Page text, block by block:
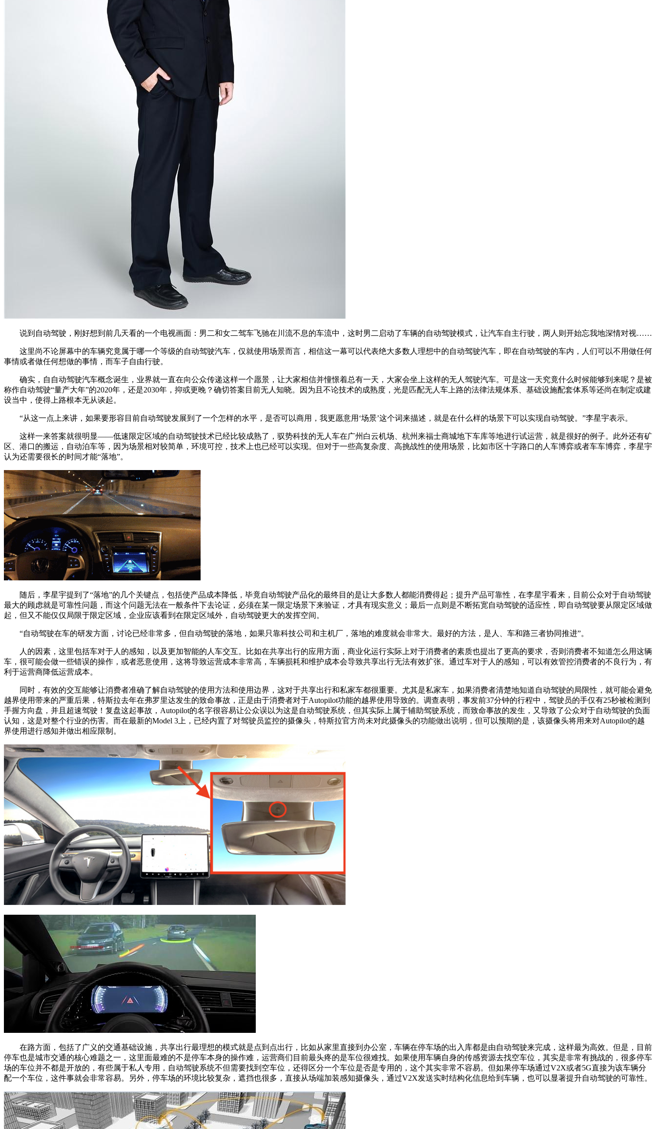
说到自动驾驶，刚好想到前几天看的一个电视画面：男二和女二驾车飞驰在川流不息的车流中，这时男二启动了车辆的自动驾驶模式，让汽车自主行驶，两人则开始忘我地深情对视……
这里尚不论屏幕中的车辆究竟属于哪一个等级的自动驾驶汽车，仅就使用场景而言，相信这一幕可以代表绝大多数人理想中的自动驾驶汽车，即在自动驾驶的车内，人们可以不用做任何
事情或者做任何想做的事情，而车子自由行驶。
确实，自自动驾驶汽车概念诞生，业界就一直在向公众传递这样一个愿景，让大家相信并憧憬着总有一天，大家会坐上这样的无人驾驶汽车。可是这一天究竟什么时候能够到来呢？是被
称作自动驾驶“量产大年”的2020年，还是2030年，抑或更晚？确切答案目前无人知晓。因为且不论技术的成熟度，光是匹配无人车上路的法律法规体系、基础设施配套体系等还尚在制定或建
设当中，使得上路根本无从谈起。
“从这一点上来讲，如果要形容目前自动驾驶发展到了一个怎样的水平，是否可以商用，我更愿意用‘场景’这个词来描述，就是在什么样的场景下可以实现自动驾驶。”李星宇表示。
这样一来答案就很明显——低速限定区域的自动驾驶技术已经比较成熟了，驭势科技的无人车在广州白云机场、杭州来福士商城地下车库等地进行试运营，就是很好的例子。此外还有矿
区、港口的搬运，自动泊车等，因为场景相对较简单，环境可控，技术上也已经可以实现。但对于一些高复杂度、高挑战性的使用场景，比如市区十字路口的人车博弈或者车车博弈，李星宇
认为还需要很长的时间才能“落地”。
随后，李星宇提到了“落地”的几个关键点，包括使产品成本降低，毕竟自动驾驶产品化的最终目的是让大多数人都能消费得起；提升产品可靠性，在李星宇看来，目前公众对于自动驾驶
最大的顾虑就是可靠性问题，而这个问题无法在一般条件下去论证，必须在某一限定场景下来验证，才具有现实意义；最后一点则是不断拓宽自动驾驶的适应性，即自动驾驶要从限定区域做
起，但又不能仅仅局限于限定区域，企业应该看到在限定区域外，自动驾驶更大的发挥空间。
“自动驾驶在车的研发方面，讨论已经非常多，但自动驾驶的落地，如果只靠科技公司和主机厂，落地的难度就会非常大。最好的方法，是人、车和路三者协同推进”。
人的因素，这里包括车对于人的感知，以及更加智能的人车交互。比如在共享出行的应用方面，商业化运行实际上对于消费者的素质也提出了更高的要求，否则消费者不知道怎么用这辆
车，很可能会做一些错误的操作，或者恶意使用，这将导致运营成本非常高，车辆损耗和维护成本会导致共享出行无法有效扩张。通过车对于人的感知，可以有效管控消费者的不良行为，有
利于运营商降低运营成本。
同时，有效的交互能够让消费者准确了解自动驾驶的使用方法和使用边界，这对于共享出行和私家车都很重要。尤其是私家车，如果消费者清楚地知道自动驾驶的局限性，就可能会避免
越界使用带来的严重后果，特斯拉去年在弗罗里达发生的致命事故，正是由于消费者对于Autopilot功能的越界使用导致的。调查表明，事发前37分钟的行程中，驾驶员的手仅有25秒被检测到
手握方向盘，并且超速驾驶！复盘这起事故，Autopilot的名字很容易让公众误以为这是自动驾驶系统，但其实际上属于辅助驾驶系统，而致命事故的发生，又导致了公众对于自动驾驶的负面
认知，这是对整个行业的伤害。而在最新的Model 3上，已经内置了对驾驶员监控的摄像头，特斯拉官方尚未对此摄像头的功能做出说明，但可以预期的是，该摄像头将用来对Autopilot的越
界使用进行感知并做出相应限制。
在路方面，包括了广义的交通基础设施，共享出行最理想的模式就是点到点出行，比如从家里直接到办公室，车辆在停车场的出入库都是由自动驾驶来完成，这样最为高效。但是，目前
停车也是城市交通的核心难题之一，这里面最难的不是停车本身的操作难，运营商们目前最头疼的是车位很难找。如果使用车辆自身的传感资源去找空车位，其实是非常有挑战的，很多停车
场的车位并不都是开放的，有些属于私人专用，自动驾驶系统不但需要找到空车位，还得区分一个车位是否是专用的，这个其实非常不容易。但如果停车场通过V2X或者5G直接为该车辆分
配一个车位，这件事就会非常容易。另外，停车场的环境比较复杂，遮挡也很多，直接从场端加装感知摄像头，通过V2X发送实时结构化信息给到车辆，也可以显著提升自动驾驶的可靠性。